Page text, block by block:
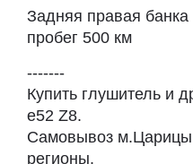
Задняя правая
пробег 500 км
-------
Купить глушитель и
e52 Z8.
Самовывоз
регионы.